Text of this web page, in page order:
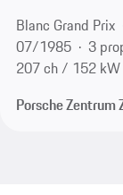
Blanc Grand Prix
07/1985
3
207 ch / 152 kW
Porsche Zentrum